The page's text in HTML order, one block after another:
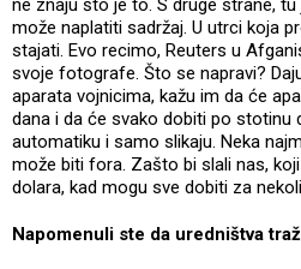
ne znaju što je to. S druge strane,
može naplatiti sadržaj. U utrci koja
stajati. Evo recimo, Reuters u
svoje fotografe. Što se napravi?
aparata vojnicima, kažu im da će
dana i da će svako dobiti po stotinu
automatiku i samo slikaju. Neka
može biti fora. Zašto bi slali nas,
dolara, kad mogu sve dobiti za
Napomenuli ste da uredništva